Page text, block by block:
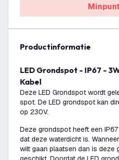
productinformatie
LED Grondspot - IP67 -
Kabel
Deze LED Grondspot wordt
spot. De LED grondspot kan
op 230V.
Deze grondspot heeft een
dat deze waterdicht is.
wilt gaan plaatsen dan is